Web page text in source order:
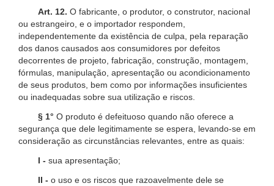
Art. 12. O fabricante, o produtor, o construtor, nacional
ou estrangeiro, e o importador respondem,
independentemente da existência de culpa, pela reparação
dos danos causados aos consumidores por defeitos
decorrentes de projeto, fabricação, construção, montagem,
fórmulas, manipulação, apresentação ou acondicionamento
de seus produtos, bem como por informações insuficientes
ou inadequadas sobre sua utilização e riscos.
§ 1° O produto é defeituoso quando não oferece a
segurança que dele legitimamente se espera, levando-se em
consideração as circunstâncias relevantes, entre as quais:
I - sua apresentação;
II - o uso e os riscos que razoavelmente dele se